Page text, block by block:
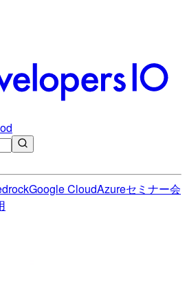
Google CloudAzureセミナー会